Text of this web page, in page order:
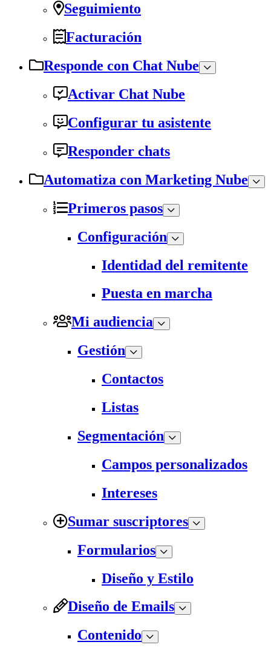
Seguimiento
Facturación
Responde con Chat Nube
Activar Chat Nube
Configurar tu asistente
Responder chats
Automatiza con Marketing Nube
Primeros pasos
Configuración
Identidad del remitente
Puesta en marcha
Mi audiencia
Gestión
Contactos
Listas
Segmentación
Campos personalizados
Intereses
Sumar suscriptores
Formularios
Diseño y Estilo
Diseño de Emails
Contenido